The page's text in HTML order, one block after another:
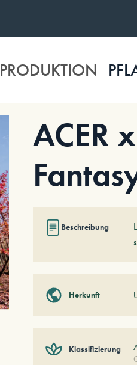
PRODUKTION
ACER
Beschreibung
Herkunft
Klassifizierung